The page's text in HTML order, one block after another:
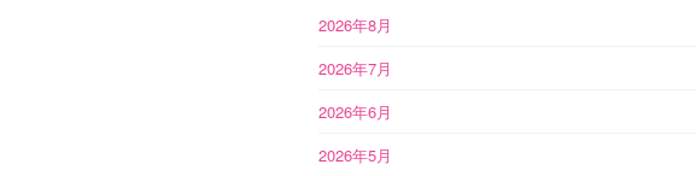
2026年8月
2026年7月
2026年6月
2026年5月